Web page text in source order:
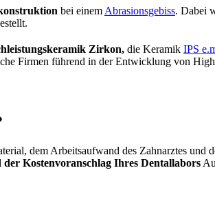
bei einem Abrasionsgebiss. Dabei
Zirkon, die Keramik IPS
Firmen führend in der Entwicklung von
dem Arbeitsaufwand des Zahnarztes
Kostenvoranschlag Ihres Dentallabors